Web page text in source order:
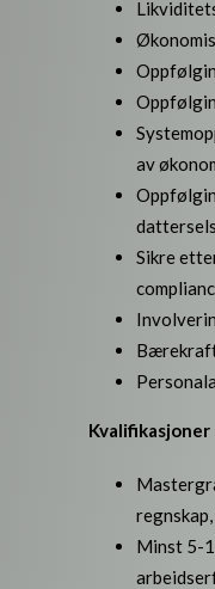
av
Sikre
Minst 5-